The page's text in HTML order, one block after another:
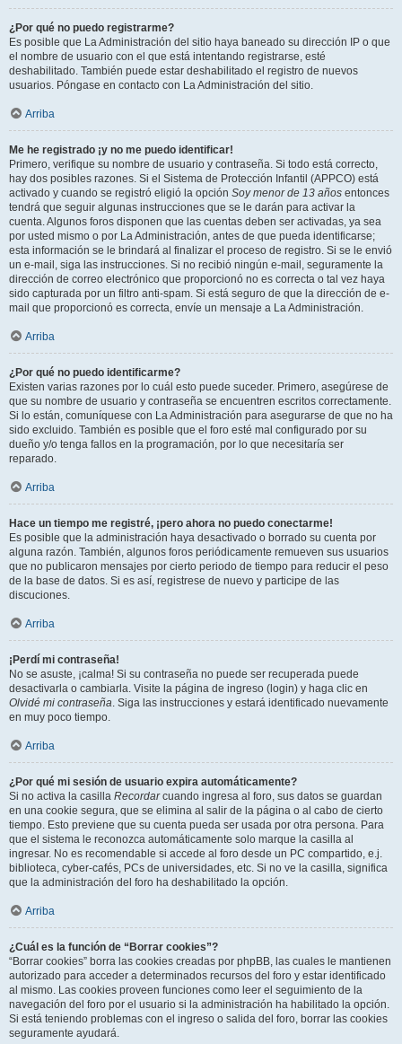
¿Por qué no puedo registrarme?
Es posible que La Administración del sitio haya baneado su dirección IP o que
el nombre de usuario con el que está intentando registrarse, esté
deshabilitado. También puede estar deshabilitado el registro de nuevos
usuarios. Póngase en contacto con La Administración del sitio.
Arriba
Me he registrado ¡y no me puedo identificar!
Primero, verifique su nombre de usuario y contraseña. Si todo está correcto,
hay dos posibles razones. Si el Sistema de Protección Infantil (APPCO) está
activado y cuando se registró eligió la opción Soy menor de 13 años entonces
tendrá que seguir algunas instrucciones que se le darán para activar la
cuenta. Algunos foros disponen que las cuentas deben ser activadas, ya sea
por usted mismo o por La Administración, antes de que pueda identificarse;
esta información se le brindará al finalizar el proceso de registro. Si se le envió
un e-mail, siga las instrucciones. Si no recibió ningún e-mail, seguramente la
dirección de correo electrónico que proporcionó no es correcta o tal vez haya
sido capturada por un filtro anti-spam. Si está seguro de que la dirección de e-
mail que proporcionó es correcta, envíe un mensaje a La Administración.
Arriba
¿Por qué no puedo identificarme?
Existen varias razones por lo cuál esto puede suceder. Primero, asegúrese de
que su nombre de usuario y contraseña se encuentren escritos correctamente.
Si lo están, comuníquese con La Administración para asegurarse de que no ha
sido excluido. También es posible que el foro esté mal configurado por su
dueño y/o tenga fallos en la programación, por lo que necesitaría ser
reparado.
Arriba
Hace un tiempo me registré, ¡pero ahora no puedo conectarme!
Es posible que la administración haya desactivado o borrado su cuenta por
alguna razón. También, algunos foros periódicamente remueven sus usuarios
que no publicaron mensajes por cierto periodo de tiempo para reducir el peso
de la base de datos. Si es así, registrese de nuevo y participe de las
discuciones.
Arriba
¡Perdí mi contraseña!
No se asuste, ¡calma! Si su contraseña no puede ser recuperada puede
desactivarla o cambiarla. Visite la página de ingreso (login) y haga clic en
Olvidé mi contraseña. Siga las instrucciones y estará identificado nuevamente
en muy poco tiempo.
Arriba
¿Por qué mi sesión de usuario expira automáticamente?
Si no activa la casilla Recordarcuando ingresa al foro, sus datos se guardan
en una cookie segura, que se elimina al salir de la página o al cabo de cierto
tiempo. Esto previene que su cuenta pueda ser usada por otra persona. Para
que el sistema le reconozca automáticamente solo marque la casilla al
ingresar. No es recomendable si accede al foro desde un PC compartido, e.j.
biblioteca, cyber-cafés, PCs de universidades, etc. Si no ve la casilla, significa
que la administración del foro ha deshabilitado la opción.
Arriba
¿Cuál es la función de “Borrar cookies”?
“Borrar cookies” borra las cookies creadas por phpBB, las cuales le mantienen
autorizado para acceder a determinados recursos del foro y estar identificado
al mismo. Las cookies proveen funciones como leer el seguimiento de la
navegación del foro por el usuario si la administración ha habilitado la opción.
Si está teniendo problemas con el ingreso o salida del foro, borrar las cookies
seguramente ayudará.